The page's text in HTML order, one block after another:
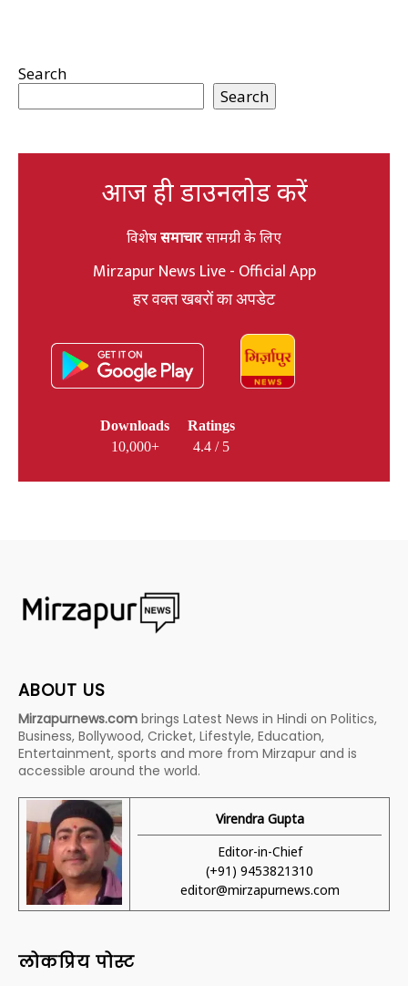
Search
Search
आज ही डाउनलोड करें
विशेषसमाचारसामग्री के लिए
Mirzapur News Live - Official App
हर वक्त खबरों का अपडेट
Downloads
10,000+
Ratings
4.4 / 5
ABOUT US
Mirzapurnews.com brings Latest News in Hindi on Politics,
Business, Bollywood, Cricket, Lifestyle, Education,
Entertainment, sports and more from Mirzapur and is
accessible around the world.
Virendra Gupta
Editor-in-Chief
(+91) 9453821310
editor@mirzapurnews.com
लोकप्रिय पोस्ट